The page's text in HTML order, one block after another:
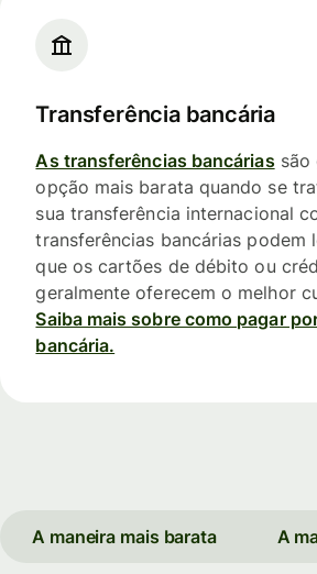
Transferência bancária
As transferências bancáriassão
opção mais barata quando se
sua transferência internacional
transferências bancárias podem
que os cartões de débito ou
geralmente oferecem o melhor
Saiba mais sobre como pagar
bancária.
A maneira mais barata A